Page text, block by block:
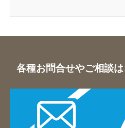
各種お問合せやご相談